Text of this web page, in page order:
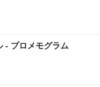
プロメモグラム